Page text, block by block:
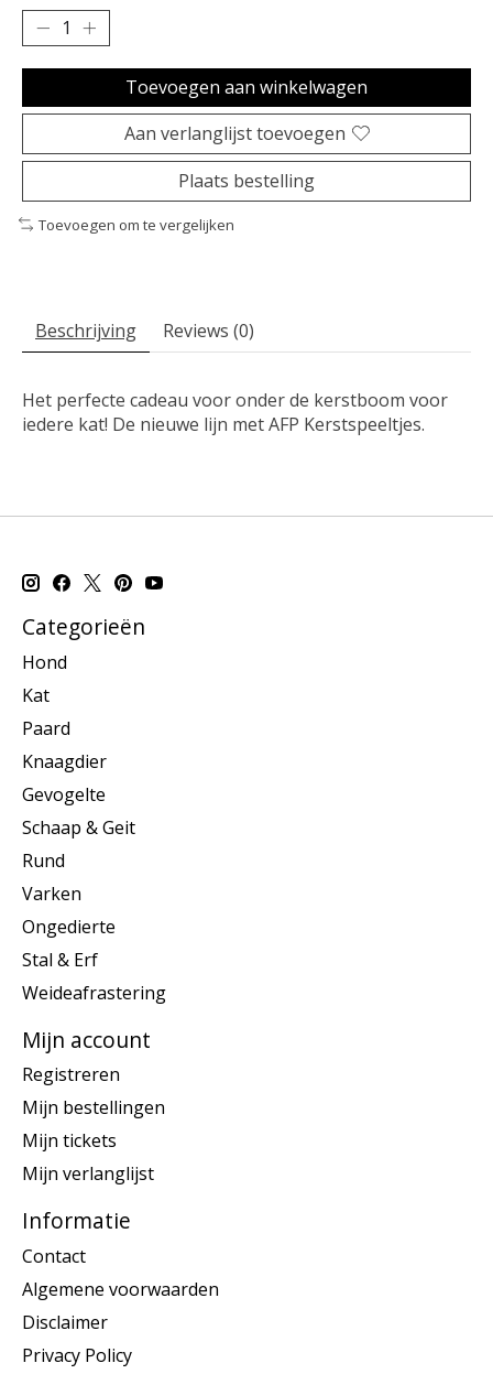
Toevoegen aan winkelwagen
Aan verlanglijst toevoegen
Plaats bestelling
Toevoegen om te vergelijken
Beschrijving Reviews (0)
Het perfecte cadeau voor onder de kerstboom voor
iedere kat! De nieuwe lijn met AFP Kerstspeeltjes.
Categorieën
Hond
Kat
Paard
Knaagdier
Gevogelte
Schaap & Geit
Rund
Varken
Ongedierte
Stal & Erf
Weideafrastering
Mijn account
Registreren
Mijn bestellingen
Mijn tickets
Mijn verlanglijst
Informatie
Contact
Algemene voorwaarden
Disclaimer
Privacy Policy